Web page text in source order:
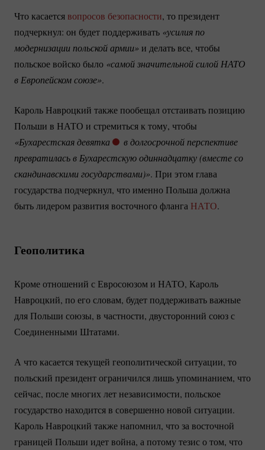
Что касается вопросов безопасности, то президент
подчеркнул: он будет поддерживать «усилия по
модернизации польской армии» и делать все, чтобы
польское войско было «самой значительной силой НАТО
в Европейском союзе».
Кароль Навроцкий также пообещал отстаивать позицию
Польши в НАТО и стремиться к тому, чтобы
«Бухарестская девятка
в долгосрочной перспективе
превратилась в Бухарестскую одиннадцатку (вместе со
скандинавскими государствами)». При этом глава
государства подчеркнул, что именно Польша должна
быть лидером развития восточного фланга НАТО.
Геополитика
Кроме отношений с Евросоюзом и НАТО, Кароль
Навроцкий, по его словам, будет поддерживать важные
для Польши союзы, в частности, двусторонний союз с
Соединенными Штатами.
А что касается текущей геополитической ситуации, то
польский президент ограничился лишь упоминанием, что
сейчас, после многих лет независимости, польское
государство находится в совершенно новой ситуации.
Кароль Навроцкий также напомнил, что за восточной
границей Польши идет война, а потому тезис о том, что